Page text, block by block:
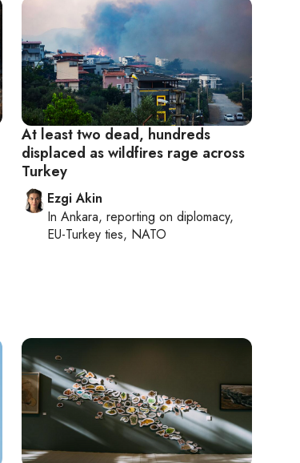
At least two dead, hundreds
displaced as wildfires rage across
Turkey
Ezgi Akin
In Ankara, reporting on diplomacy,
EU-Turkey ties, NATO